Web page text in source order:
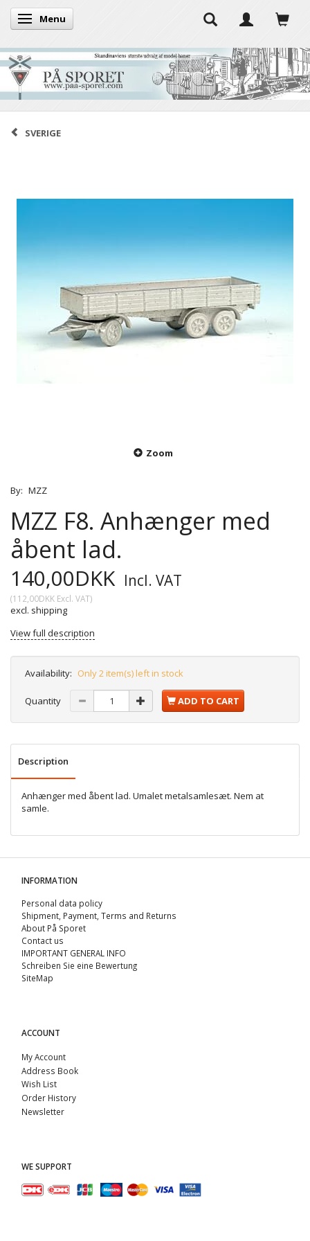
Toggle navigation
Menu
SVERIGE
Zoom
By: MZZ
MZZ F8. Anhænger med
åbent lad.
140,00DKK Incl. VAT
(112,00DKK Excl. VAT)
excl. shipping
View full description
Availability: Only 2 item(s) left in stock
Quantity ADD TO CART
Description
Anhænger med åbent lad. Umalet metalsamlesæt. Nem at
samle.
INFORMATION
Personal data policy
Shipment, Payment, Terms and Returns
About På Sporet
Contact us
IMPORTANT GENERAL INFO
Schreiben Sie eine Bewertung
SiteMap
ACCOUNT
My Account
Address Book
Wish List
Order History
Newsletter
WE SUPPORT